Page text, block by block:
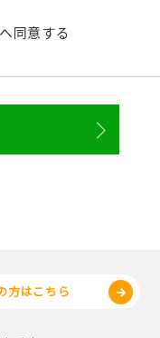
同意する
方はこちら